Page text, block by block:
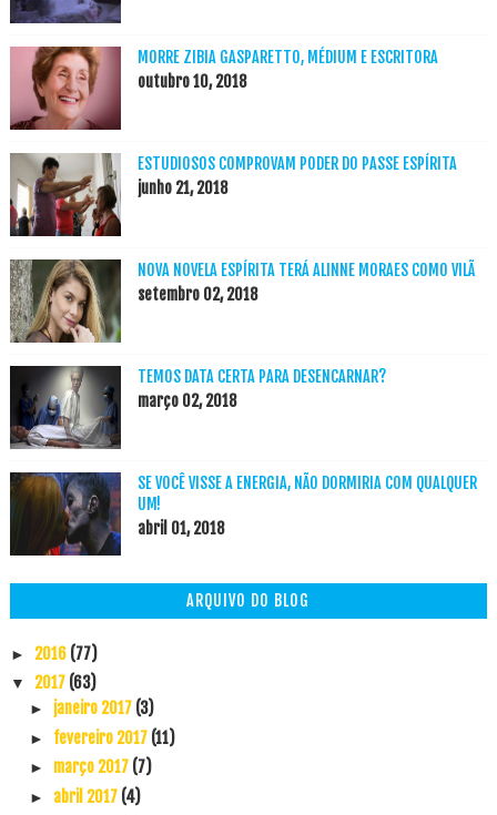
MORRE ZIBIA GASPARETTO, MÉDIUM E ESCRITORA
outubro 10, 2018
ESTUDIOSOS COMPROVAM PODER DO PASSE ESPÍRITA
junho 21, 2018
NOVA NOVELA ESPÍRITA TERÁ ALINNE MORAES COMO VILÃ
setembro 02, 2018
TEMOS DATA CERTA PARA DESENCARNAR?
março 02, 2018
SE VOCÊ VISSE A ENERGIA, NÃO DORMIRIA COM QUALQUER
UM!
abril 01, 2018
ARQUIVO DO BLOG
► 2016 (77)
▼ 2017 (63)
► janeiro 2017 (3)
► fevereiro 2017 (11)
► março 2017 (7)
► abril 2017 (4)